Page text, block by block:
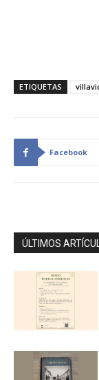
ETIQUETAS
Facebook
ÚLTIMOS